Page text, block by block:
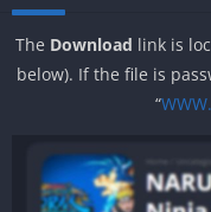
The Download link is
below). If the file is
“